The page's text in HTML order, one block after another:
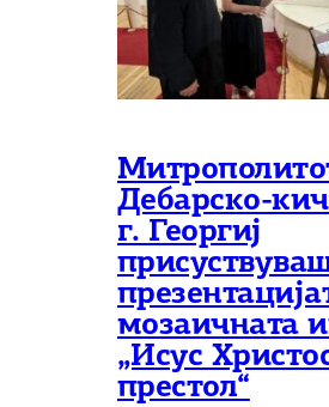
Дебарско-
г. Георгиј
мозаичната
„Исус
престол“